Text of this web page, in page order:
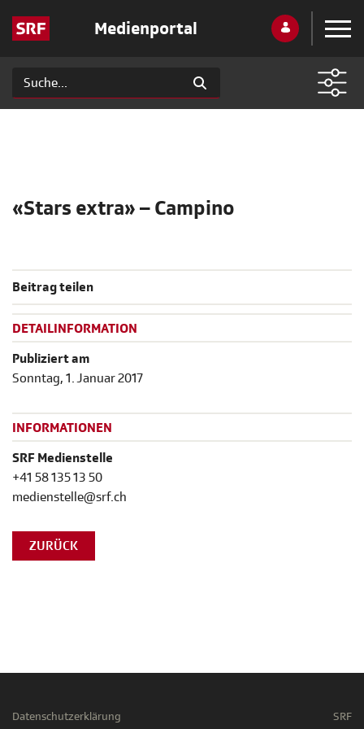
Medienportal
«Stars extra» – Campino
Beitrag teilen
DETAILINFORMATION
Publiziert am
Sonntag, 1. Januar 2017
INFORMATIONEN
SRF Medienstelle
+41 58 135 13 50
medienstelle@srf.ch
ZURÜCK
Datenschutzerklärung SRF